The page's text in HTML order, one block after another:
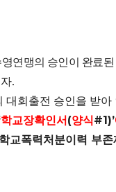
연맹의 승인이 완료
.
대회출전 승인을 받
학교장확인서(양식#1)’
학교폭력처분이력 부존